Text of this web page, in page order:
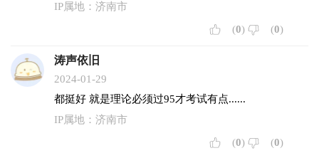
IP属地：济南市
(0) (0)
涛声依旧
2024-01-29
都挺好 就是理论必须过95才考试有点......
IP属地：济南市
(0) (0)